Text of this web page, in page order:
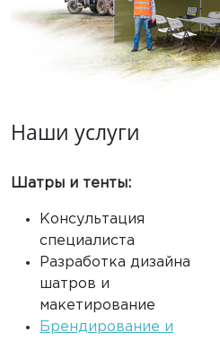
Наши услуги
Шатры и тенты:
Консультация
специалиста
Разработка дизайна
шатров и
макетирование
Брендирование и